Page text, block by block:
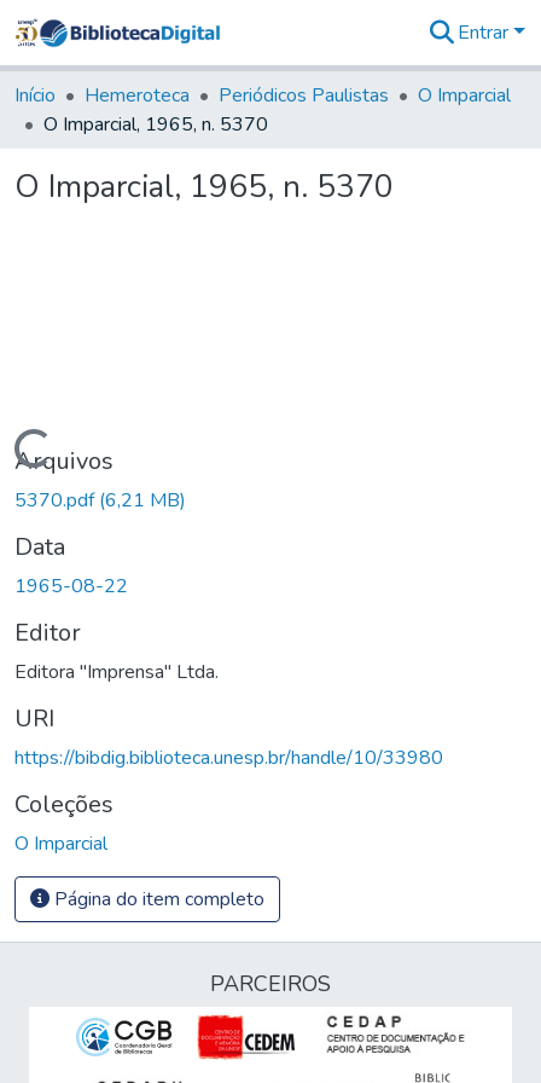
&
Coleções
Tudo na
Digital
Entrar
Início Hemeroteca Periódicos Paulistas
O Imparcial
O Imparcial, 1965, n. 5370
O Imparcial, 1965, n. 5370
Carregando...
Arquivos
5370.pdf(6,21 MB)
Data
1965-08-22
Editor
Editora "Imprensa" Ltda.
URI
https://bibdig.biblioteca.unesp.br/handle/10/33980
Coleções
O Imparcial
Página do item completo
PARCEIROS